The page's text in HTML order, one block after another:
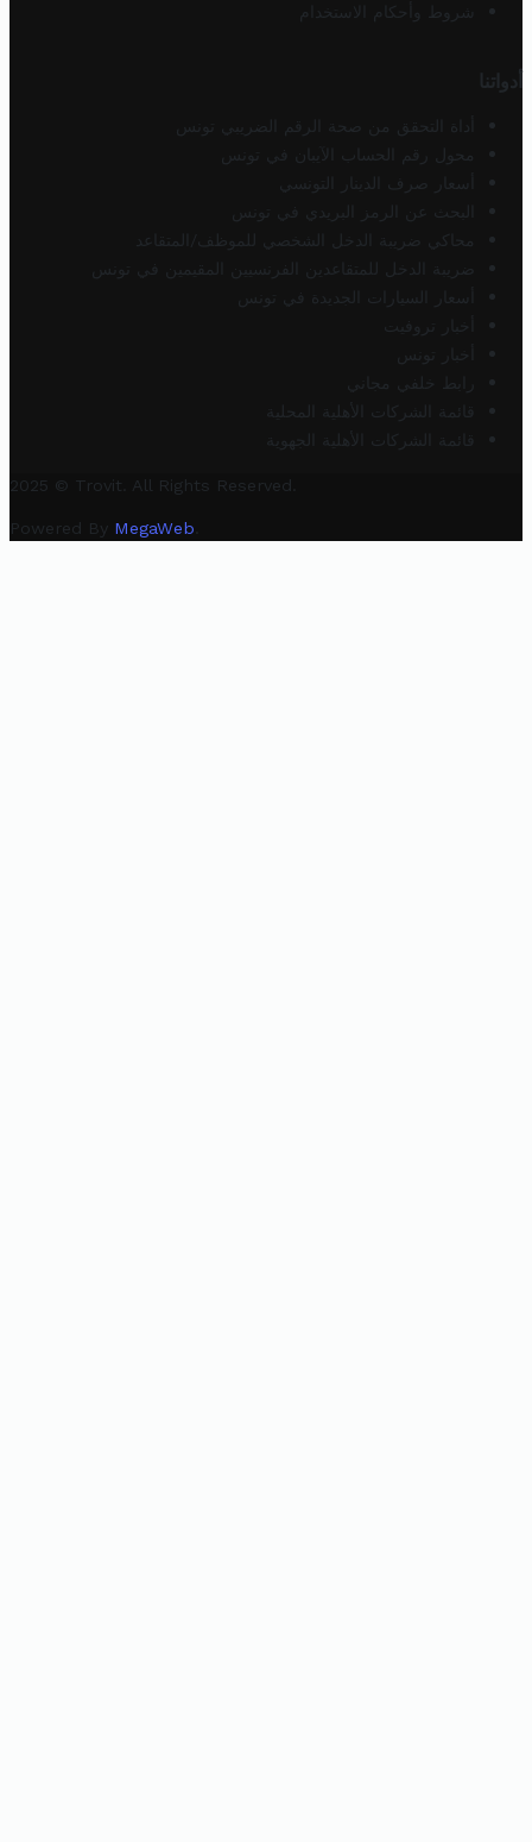
شروط وأحكام الاستخدام
أدواتنا
أداة التحقق من صحة الرقم الضريبي تونس
محول رقم الحساب الآيبان في تونس
أسعار صرف الدينار التونسي
البحث عن الرمز البريدي في تونس
محاكي ضريبة الدخل الشخصي للموظف/المتقاعد
ضريبة الدخل للمتقاعدين الفرنسيين المقيمين في تونس
أسعار السيارات الجديدة في تونس
أخبار تروفيت
أخبار تونس
رابط خلفي مجاني
قائمة الشركات الأهلية المحلية
قائمة الشركات الأهلية الجهوية
2025 © Trovit. All Rights Reserved.
Powered By MegaWeb